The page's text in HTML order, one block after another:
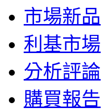
市場新品
利基市場
分析評論
購買報告